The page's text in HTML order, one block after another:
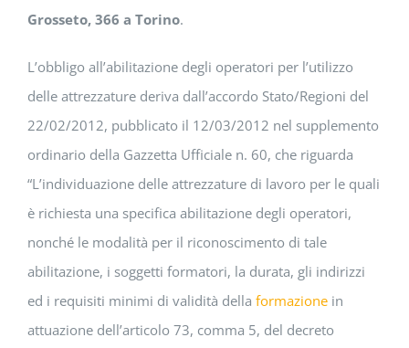
Grosseto, 366 a Torino.
L’obbligo all’abilitazione degli operatori per l’utilizzo
delle attrezzature deriva dall’accordo Stato/Regioni del
22/02/2012, pubblicato il 12/03/2012 nel supplemento
ordinario della Gazzetta Ufficiale n. 60, che riguarda
“L’individuazione delle attrezzature di lavoro per le quali
è richiesta una specifica abilitazione degli operatori,
nonché le modalità per il riconoscimento di tale
abilitazione, i soggetti formatori, la durata, gli indirizzi
ed i requisiti minimi di validità della formazione in
attuazione dell’articolo 73, comma 5, del decreto